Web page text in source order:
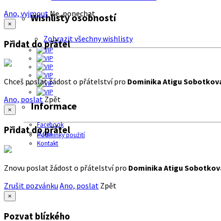
Wishlisty osobností
Zobrazit všechny wishlisty
Informace
Facebook
O nás
Podmínky použití
Kontakt
Ano, vyjmout Ne, ponechat
×
Přidat do přátel
Chceš poslat žádost o přátelství pro Dominika Atigu
Ano, poslat Zpět
×
Přidat do přátel
Znovu poslat žádost o přátelství pro Dominika Atigu
Zrušit pozvánku Ano, poslat Zpět
×
Pozvat blízkého